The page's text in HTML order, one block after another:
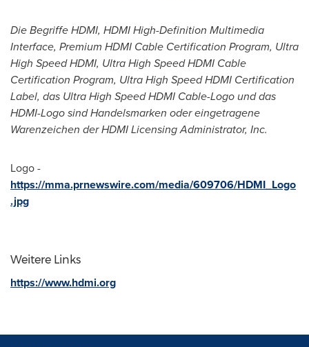
Die Begriffe HDMI, HDMI High-Definition Multimedia
Interface, Premium HDMI Cable Certification Program, Ultra
High Speed HDMI, Ultra High Speed HDMI Cable
Certification Program, Ultra High Speed HDMI Certification
Label, das Ultra High Speed HDMI Cable-Logo und das
HDMI-Logo sind Handelsmarken oder eingetragene
Warenzeichen der HDMI Licensing Administrator, Inc.
Logo -
https://mma.prnewswire.com/media/609706/HDMI_Logo
.jpg
Weitere Links
https://www.hdmi.org